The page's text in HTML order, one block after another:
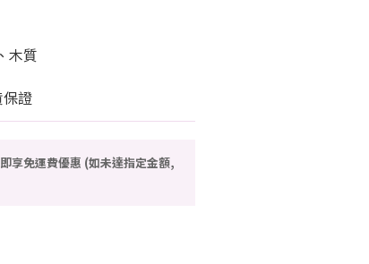
木質
證
享免運費優惠 (如未達指定金額,